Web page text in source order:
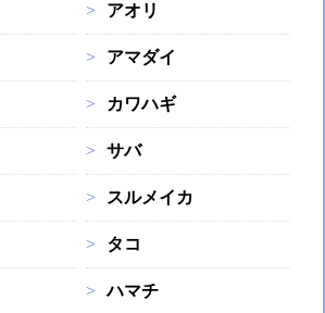
アオリ
アマダイ
カワハギ
サバ
スルメイカ
タコ
ハマチ